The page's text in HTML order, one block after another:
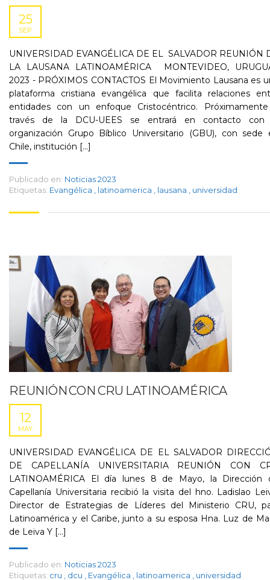
25
SEP
UNIVERSIDAD EVANGÉLICA DE EL SALVADOR REUNIÓN
LA LAUSANA LATINOAMÉRICA MONTEVIDEO,
2023 - PRÓXIMOS CONTACTOS El Movimiento Lausana es
plataforma cristiana evangélica que facilita relaciones
entidades con un enfoque Cristocéntrico.
través de la DCU-UEES se entrará en contacto con
organización Grupo Bíblico Universitario (GBU), con sede
Chile, institución [...]
Publicado en: Noticias 2023
Etiquetas: Evangélica latinoamerica lausana universidad
REUNIÓN CON CRU LATINOAMÉRICA
12
MAY
UNIVERSIDAD EVANGÉLICA DE EL SALVADOR
DE CAPELLANÍA UNIVERSITARIA REUNIÓN CON
LATINOAMÉRICA El día lunes 8 de Mayo, la Dirección
Capellanía Universitaria recibió la visita del hno. Ladislao
Director de Estrategias de Líderes del Ministerio CRU,
Latinoamérica y el Caribe, junto a su esposa Hna. Luz de
de Leiva Y [...]
Publicado en: Noticias 2023
Etiquetas: cru dcu Evangélica latinoamerica universidad